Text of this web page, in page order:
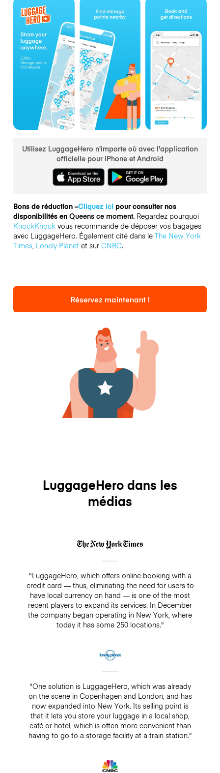
Utilisez LuggageHero n'importe où avec l'application
officielle pour iPhone et Android
Bons de réduction –Cliquez ici pour consulter nos
disponibilités en Queens ce moment. Regardez pourquoi
KnockKnockvous recommande de déposer vos bagages
avec LuggageHero. Également cité dans le The New York
Times, Lonely Planetet sur CNBC.
Réservez maintenant !
LuggageHero dans les
médias
"LuggageHero, which offers online booking with a
credit card — thus, eliminating the need for users to
have local currency on hand — is one of the most
recent players to expand its services. In December
the company began operating in New York, where
today it has some 250 locations."
"One solution is LuggageHero, which was already
on the scene in Copenhagen and London, and has
now expanded into New York. Its selling point is
that it lets you store your luggage in a local shop,
café or hotel, which is often more convenient than
having to go to a storage facility at a train station."